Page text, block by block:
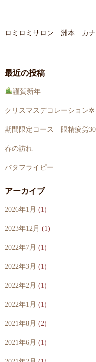
ロミロミサロン 洲本 カ
最近の投稿
謹賀新年
クリスマスデコレーション✲
期間限定コース 眼精疲労
春の訪れ
バタフライピー
アーカイブ
2026年1月 (1)
2023年12月 (1)
2022年7月 (1)
2022年3月 (1)
2022年2月 (1)
2022年1月 (1)
2021年8月 (2)
2021年6月 (1)